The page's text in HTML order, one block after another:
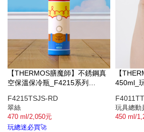
【THERMOS膳魔師】不銹鋼真
空保溫保冷瓶_F4215系列
F4215TSJS-RD
翠絲
470 ml/2,050元
玩總迷必買🚀
【
450ml_
玩具總動
450 ml/